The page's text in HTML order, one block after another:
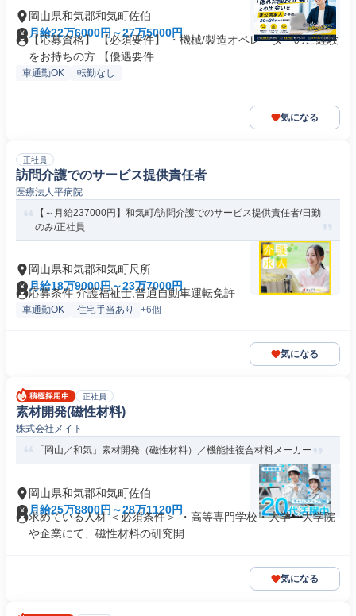
岡山県和気郡和気町佐伯
月給22万6000円～27万5000円
【応募資格】 【必須要件】 ・機械/製造オペレーターのご経験
をお持ちの方 【優遇要件...
車通勤OK 転勤なし
気になる
正社員
訪問介護でのサービス提供責任者
医療法人平病院
【～月給237000円】和気町/訪問介護でのサービス提供責任者/日勤
のみ/正社員
岡山県和気郡和気町尺所
月給18万9000円～23万7000円
応募条件 介護福祉士,普通自動車運転免許
車通勤OK 住宅手当あり +6個
気になる
正社員
素材開発(磁性材料)
株式会社メイト
「岡山／和気」素材開発（磁性材料）／機能性複合材料メーカー
岡山県和気郡和気町佐伯
月給25万8800円～28万1120円
求めている人材 ＜必須条件＞ ・高等専門学校・大学・大学院
や企業にて、磁性材料の研究開...
気になる